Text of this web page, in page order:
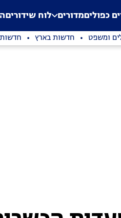
Application error: a
. כפוליםמדורים לוח שידורים
ומשפט חדשות בארץ